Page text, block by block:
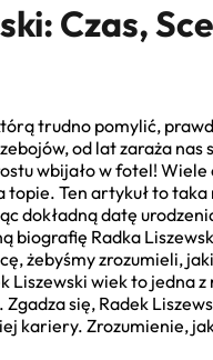
Czas,
trudno pomylić,
od lat zaraża nas
wbijało w fotel!
topie. Ten artykuł to
dokładną datę
biografię Radka
żebyśmy zrozumieli,
Liszewski wiek to jedna
się, Radek
kariery. Zrozumienie,